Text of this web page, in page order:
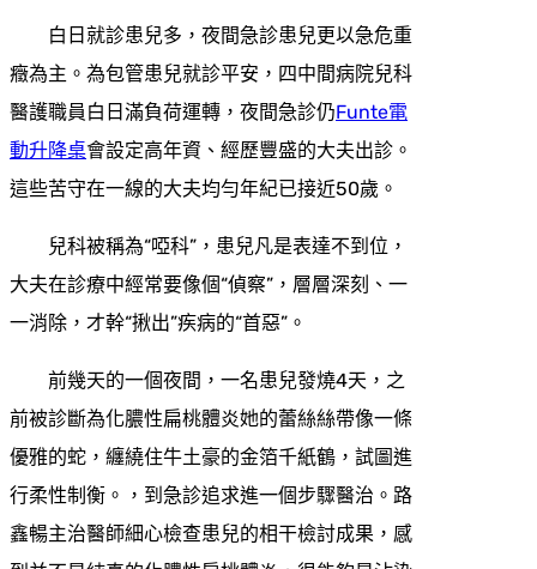
白日就診患兒多，夜間急診患兒更以急危重
癥為主。為包管患兒就診平安，四中間病院兒科
醫護職員白日滿負荷運轉，夜間急診仍Funte電
動升降桌會設定高年資、經歷豐盛的大夫出診。
這些苦守在一線的大夫均勻年紀已接近50歲。
兒科被稱為“啞科”，患兒凡是表達不到位，
大夫在診療中經常要像個“偵察”，層層深刻、一
一消除，才幹“揪出”疾病的“首惡”。
前幾天的一個夜間，一名患兒發燒4天，之
前被診斷為化膿性扁桃體炎她的蕾絲絲帶像一條
優雅的蛇，纏繞住牛土豪的金箔千紙鶴，試圖進
行柔性制衡。，到急診追求進一個步驟醫治。路
鑫暢主治醫師細心檢查患兒的相干檢討成果，感